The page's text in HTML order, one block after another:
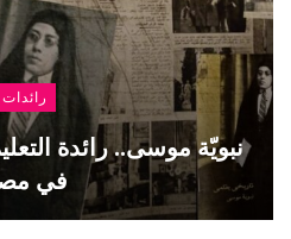
رائدات
نبويّة موسى.. رائدة
في